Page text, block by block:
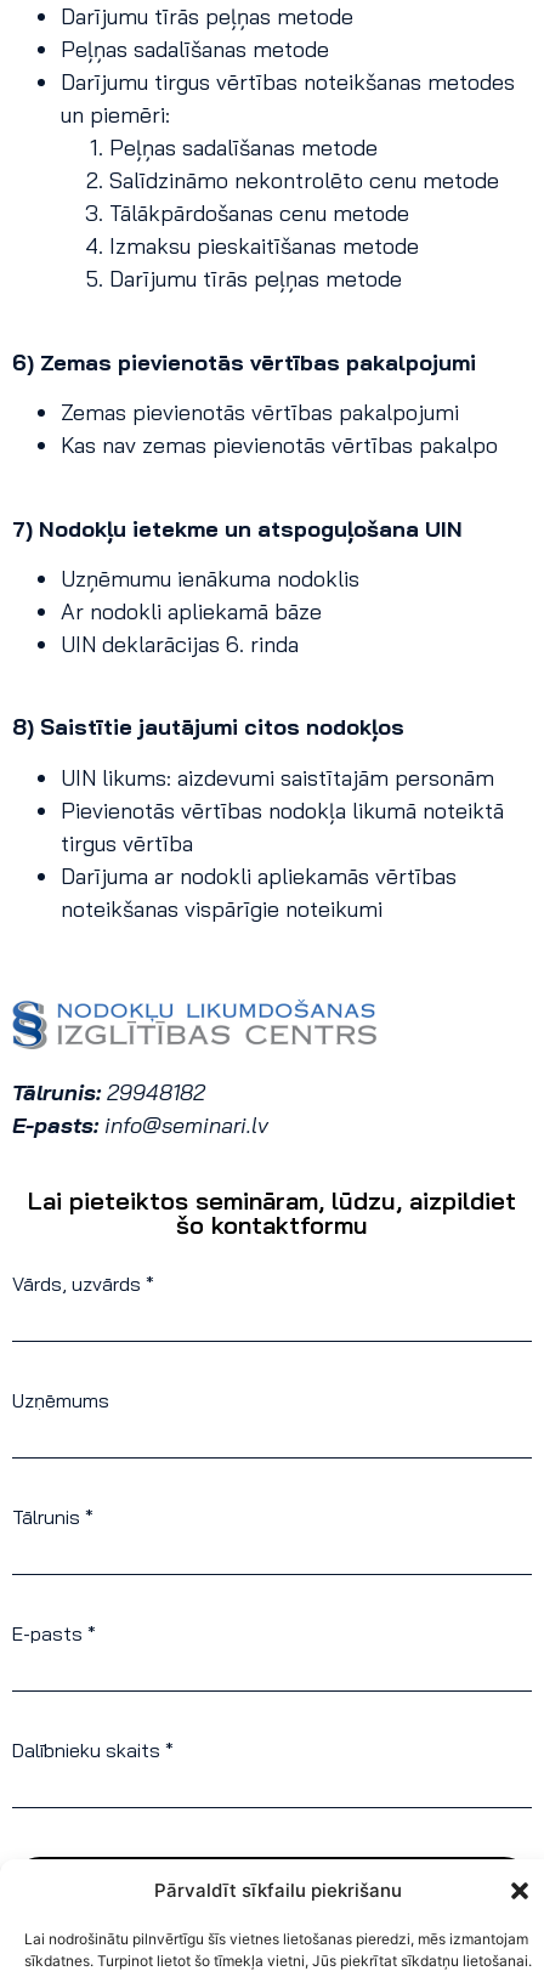
Pārvaldīt sīkfailu piekrišanu
Lai nodrošinātu pilnvērtīgu šīs vietnes lietošanas pieredzi, mēs izmantojam
sīkdatnes. Turpinot lietot šo tīmekļa vietni, Jūs piekrītat sīkdatņu lietošanai.
Darījumu tīrās peļņas metode
Peļņas sadalīšanas metode
Darījumu tirgus vērtības noteikšanas metodes
un piemēri:
Peļņas sadalīšanas metode
Salīdzināmo nekontrolēto cenu metode
Tālākpārdošanas cenu metode
Izmaksu pieskaitīšanas metode
Darījumu tīrās peļņas metode
6) Zemas pievienotās vērtības pakalpojumi
Zemas pievienotās vērtības pakalpojumi
Kas nav zemas pievienotās vērtības pakalpo
7) Nodokļu ietekme un atspoguļošana UIN
Uzņēmumu ienākuma nodoklis
Ar nodokli apliekamā bāze
UIN deklarācijas 6. rinda
8) Saistītie jautājumi citos nodokļos
UIN likums: aizdevumi saistītajām personām
Pievienotās vērtības nodokļa likumā noteiktā
tirgus vērtība
Darījuma ar nodokli apliekamās vērtības
noteikšanas vispārīgie noteikumi
Tālrunis:29948182
E-pasts: info@seminari.lv
Lai pieteiktos semināram, lūdzu, aizpildiet
šo kontaktformu
Vārds, uzvārds *
Uzņēmums
Tālrunis *
E-pasts *
Dalībnieku skaits *
Pieteikties